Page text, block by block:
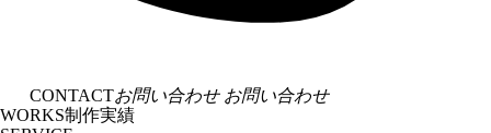
CONTACTお問い合わせ お問い合わせ
WORKS制作実績